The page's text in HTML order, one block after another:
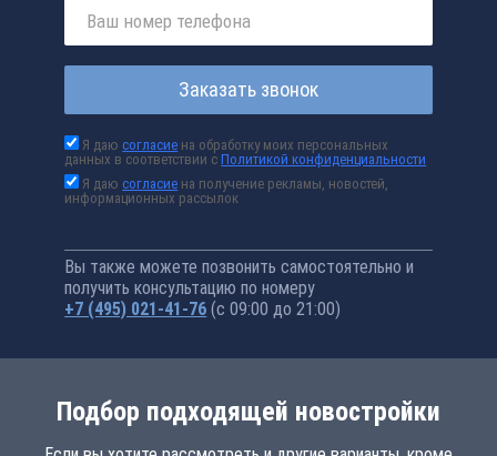
Заказать звонок
Я даюсогласие на обработку моих персональных
данных в соответствии сПолитикой конфиденциальности
Я даюсогласие на получение рекламы, новостей,
информационных рассылок
Вы также можете позвонить самостоятельно и
получить консультацию по номеру
+7 (495) 021-41-76 (с 09:00 до 21:00)
Подбор подходящей новостройки